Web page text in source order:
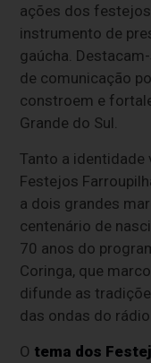
ações dos
instrumento de
gaúcha.
de comunicação
constroem e
Grande do Sul.
Tanto a
Festejos
a dois grandes
centenário de
70 anos do
Coringa, que
difunde as
das ondas do rádio.
O tema dos